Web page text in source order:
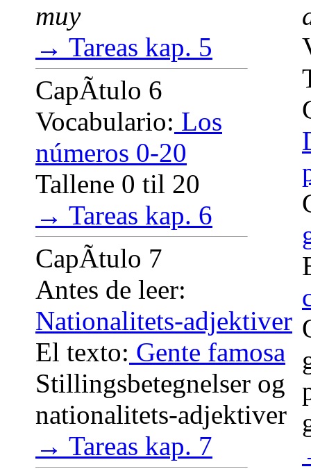
muy
→ Tareas kap. 5
CapÃ­tulo 6
Vocabulario: Los
números 0-20
Tallene 0 til 20
→ Tareas kap. 6
CapÃ­tulo 7
Antes de leer:
Nationalitets-adjektiver
El texto: Gente famosa
Stillingsbetegnelser og
nationalitets-adjektiver
→ Tareas kap. 7